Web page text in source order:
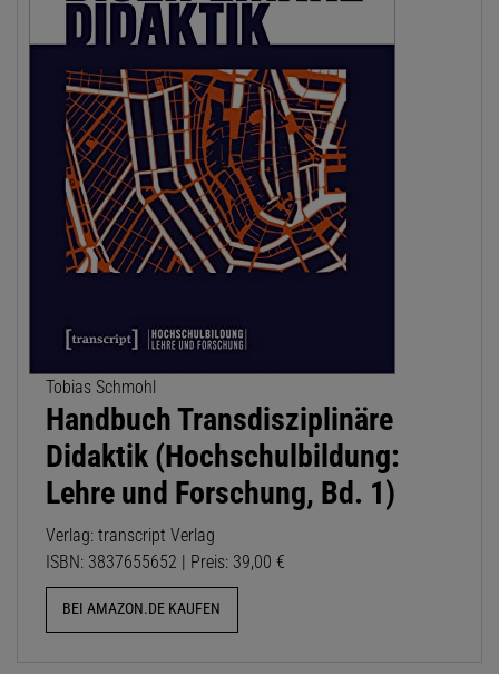
Tobias Schmohl
Handbuch Transdisziplinäre
Didaktik (Hochschulbildung:
Lehre und Forschung, Bd. 1)
Verlag: transcript Verlag
ISBN: 3837655652 | Preis: 39,00 €
BEI AMAZON.DE KAUFEN